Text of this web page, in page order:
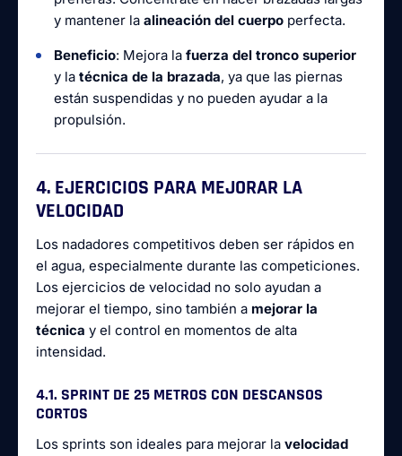
y mantener la alineación del cuerpo perfecta.
Beneficio: Mejora la fuerza del tronco superior
y la técnica de la brazada, ya que las piernas
están suspendidas y no pueden ayudar a la
propulsión.
4. EJERCICIOS PARA MEJORAR LA
VELOCIDAD
Los nadadores competitivos deben ser rápidos en
el agua, especialmente durante las competiciones.
Los ejercicios de velocidad no solo ayudan a
mejorar el tiempo, sino también a mejorar la
técnica y el control en momentos de alta
intensidad.
4.1. SPRINT DE 25 METROS CON DESCANSOS
CORTOS
Los sprints son ideales para mejorar la velocidad